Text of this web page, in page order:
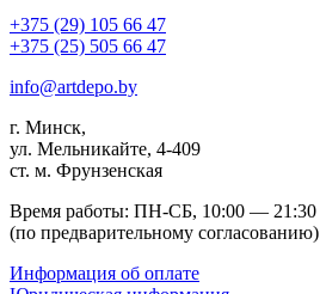
+375 (29) 105 66 47
+375 (25) 505 66 47
info@artdepo.by
г. Минск,
ул. Мельникайте, 4-409
ст. м. Фрунзенская
Время работы: ПН-СБ, 10:00 — 21:30
(по предварительному согласованию)
Информация об оплате